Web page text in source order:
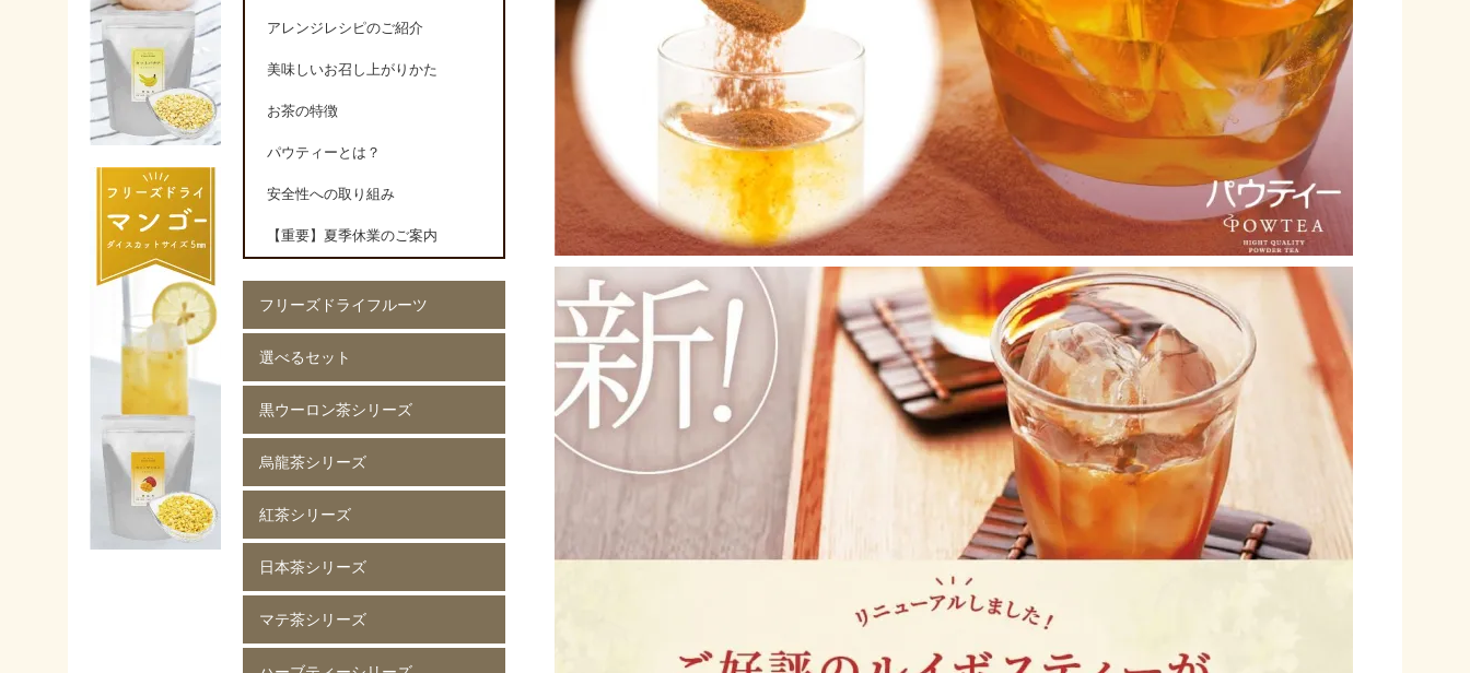
アレンジレシピのご紹介
美味しいお召し上がりかた
お茶の特徴
パウティーとは？
安全性への取り組み
【重要】夏季休業のご案内
フリーズドライフルーツ
イチゴ(5mm)60g
イチゴ(5mm)200g
イチゴ(8mm)200g
フレーズホール50g
フレーズホール150g
イチゴスライス
バナナ60g
バナナ200g
マンゴー60g
マンゴー200g
ラズベリー60g
ラズベリー200g
黄桃60g
黄桃200g
コーン200g
選べるセット
選べる 2種類
黒ウーロン茶シリーズ
黒ウーロン茶 80g
黒ウーロン茶 250g
黒ウーロン茶 1kg
ジャスミンが香る
黒ウーロン茶 80g
ジャスミンが香る
黒ウーロン茶 250g
ジャスミンが香る
黒ウーロン茶 1kg
ピーチ黒ウーロン茶 80g
ピーチ黒ウーロン茶 250g
バニラ黒ウーロン茶 80g
アセロラ黒ウーロン茶 80g
烏龍茶シリーズ
烏龍茶 80g
烏龍茶 250g
烏龍茶 1kg
ピーチ烏龍茶 80g
カシス烏龍茶 80g
アップル烏龍茶 80g
マスカット烏龍茶 80g
紅茶シリーズ
ストレート紅茶 無糖 80g
ストレート紅茶 無糖 250g
ストレート紅茶 無糖 1kg
アールグレイ紅茶 80g
アールグレイ紅茶 250g
レモンティー 80g
レモンティー 250g
キャラメルティー 80g
キャラメルティー 250g
アップルティー 80g
アップルティー 250g
トロピカルティー 250g
ストロベリーティー 250g
日本茶シリーズ
緑茶 80g
緑茶 250g
緑茶 1kg
香りほうじ茶 80g
ほうじ茶 250g
香り麦茶 80g
麦茶 250g
香ばしい麦茶 1kg
抹茶入り玄米茶 80g
玄米茶 250g
マテ茶シリーズ